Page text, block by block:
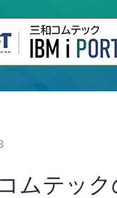
ムテッ